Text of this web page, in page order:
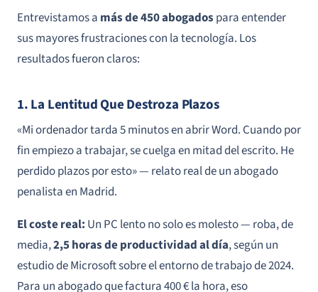
Entrevistamos a más de 450 abogados para entender
sus mayores frustraciones con la tecnología. Los
resultados fueron claros:
1. La Lentitud Que Destroza Plazos
«Mi ordenador tarda 5 minutos en abrir Word. Cuando por
fin empiezo a trabajar, se cuelga en mitad del escrito. He
perdido plazos por esto» — relato real de un abogado
penalista en Madrid.
El coste real: Un PC lento no solo es molesto — roba, de
media,2,5 horas de productividad al día, según un
estudio de Microsoft sobre el entorno de trabajo de 2024.
Para un abogado que factura 400 € la hora, eso